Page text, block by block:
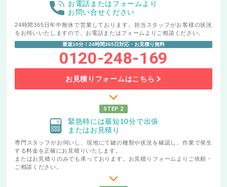
お電話またはフォームより
お問い合せください
24時間365日年中無休で営業しております。担当スタッフがお客様の状況
をお伺いいたしますので、お電話またはフォームよりご相談ください。
最速10分！24時間365日対応・お見積り無料
0120-248-169
お見積りフォームはこちら
STEP 2
緊急時には最短10分で出張
またはお見積り
専門スタッフがお伺いし、現地にて鍵の種類や状況を確認し、作業で発生
する料金を正確にお見積りいたします。
またはお見積りのみでも承っております。お見積りフォームよりご依頼・
ご相談ください。